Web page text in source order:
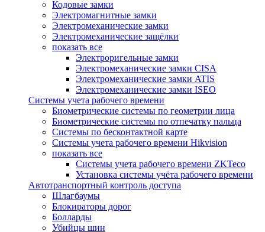
Кодовые замки
Электромагнитные замки
Электромеханические замки
Электромеханические защёлки
показать все
Электроригельные замки
Электромеханические замки CISA
Электромеханические замки ATIS
Электромеханические замки ISEO
Системы учета рабочего времени
Биометрические системы по геометрии лица
Биометрические системы по отпечатку пальца
Системы по бесконтактной карте
Системы учета рабочего времени Hikvision
показать все
Системы учета рабочего времени ZKTeco
Установка системы учёта рабочего времени
Автотранспортный контроль доступа
Шлагбаумы
Блокираторы дорог
Болларды
Убийцы шин